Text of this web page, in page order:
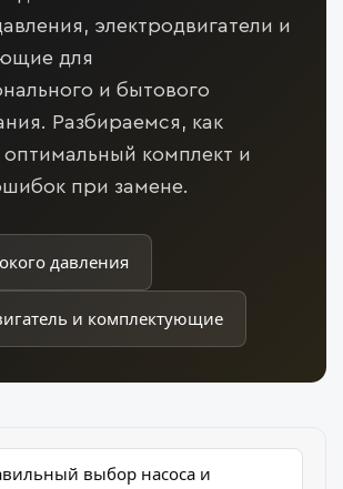
электродвигатели и
для
и бытового
Разбираемся, как
комплект и
при замене.
давления
и комплектующие
выбор насоса и